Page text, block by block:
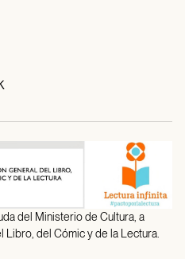
del Ministerio de Cultura, a
Libro, del Cómic y de la Lectura.